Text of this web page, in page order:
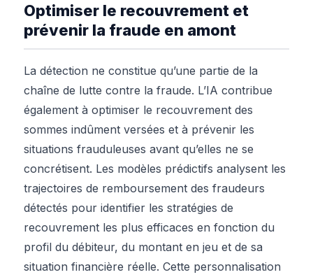
Optimiser le recouvrement et
prévenir la fraude en amont
La détection ne constitue qu’une partie de la
chaîne de lutte contre la fraude. L’IA contribue
également à optimiser le recouvrement des
sommes indûment versées et à prévenir les
situations frauduleuses avant qu’elles ne se
concrétisent. Les modèles prédictifs analysent les
trajectoires de remboursement des fraudeurs
détectés pour identifier les stratégies de
recouvrement les plus efficaces en fonction du
profil du débiteur, du montant en jeu et de sa
situation financière réelle. Cette personnalisation